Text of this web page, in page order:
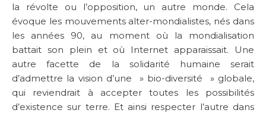
la révolte ou l’opposition, un autre monde. Cela
évoque les mouvements alter-mondialistes, nés dans
les années 90, au moment où la mondialisation
battait son plein et où Internet apparaissait. Une
autre facette de la solidarité humaine serait
d’admettre la vision d’une » bio-diversité » globale,
qui reviendrait à accepter toutes les possibilités
d’existence sur terre. Et ainsi respecter l’autre dans